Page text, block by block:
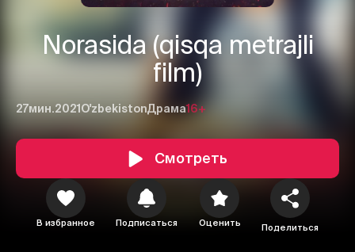
Norasida (qisqa metrajli
film)
27мин.2021 O'zbekistonДрама16+
Смотреть
В избранное Подписаться Оценить Поделиться